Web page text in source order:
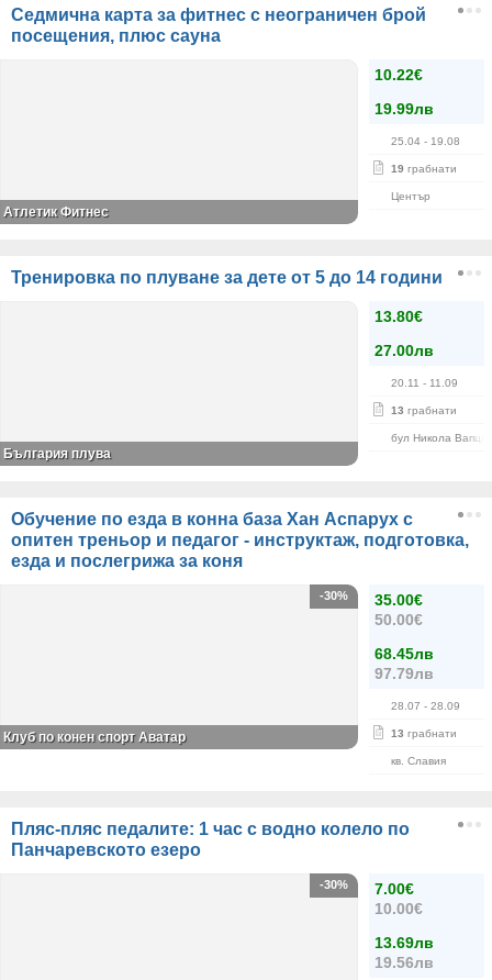
Седмична карта за фитнес с неограничен брой
посещения, плюс сауна
10.22€
19.99лв
25.04 - 19.08
19 грабнати
Център
Атлетик Фитнес
Тренировка по плуване за дете от 5 до 14 години
13.80€
27.00лв
20.11 - 11.09
13 грабнати
бул Никола
България плува
Обучение по езда в конна база Хан Аспарух с
опитен треньор и педагог - инструктаж, подготовка,
езда и послегрижа за коня
35.00€
50.00€
68.45лв
97.79лв
28.07 - 28.09
13 грабнати
кв. Славия
-30%
Клуб по конен спорт Аватар
Пляс-пляс педалите: 1 час с водно колело по
Панчаревското езеро
7.00€
10.00€
13.69лв
19.56лв
-30%